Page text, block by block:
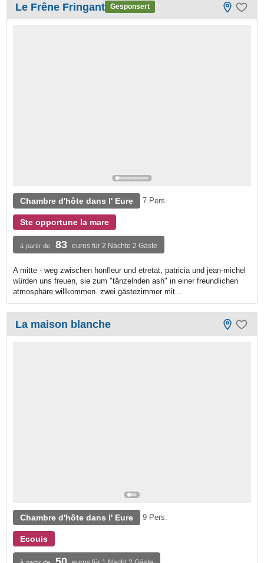
Le Frêne Fringant Gesponsert
Chambre d'hôte dans l' Eure 7 Pers.
Ste opportune la mare
à partir de 83 euros für 2 Nächte 2 Gäste
A mitte - weg zwischen honfleur und etretat, patricia und jean-michel
würden uns freuen, sie zum "tänzelnden ash" in einer freundlichen
atmosphäre willkommen. zwei gästezimmer mit...
La maison blanche
Chambre d'hôte dans l' Eure 9 Pers.
Ecouis